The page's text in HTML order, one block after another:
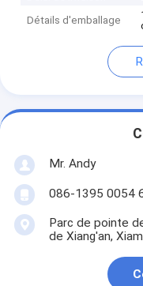
Détails d'emballage
Mr. Andy
086-1395 0054
Parc de pointe
de Xiang'an,